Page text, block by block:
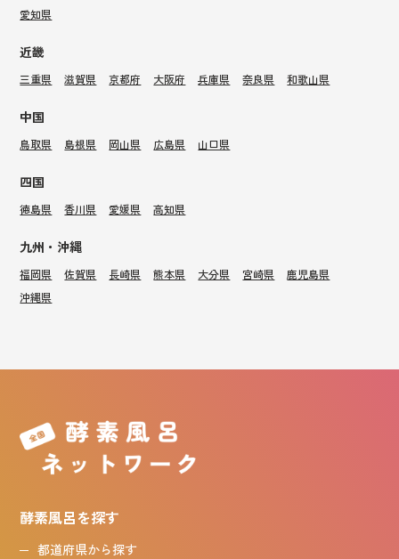
愛知県
近畿
三重県 滋賀県 京都府 大阪府 兵庫県 奈良県 和歌山県
中国
鳥取県 島根県 岡山県 広島県 山口県
四国
徳島県 香川県 愛媛県 高知県
九州・沖縄
福岡県 佐賀県 長崎県 熊本県 大分県 宮崎県
鹿児島県
沖縄県
酵素風呂を探す
都道府県から探す